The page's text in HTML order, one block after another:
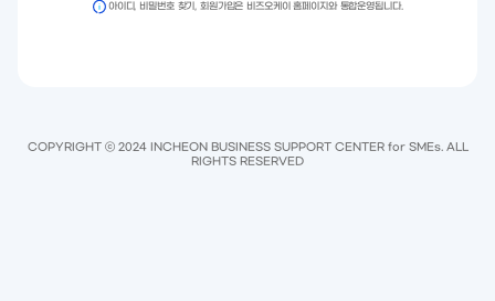
아이디, 비밀번호 찾기, 회원가입은 비즈오케이 홈페이지와 통합운영됩니다.
COPYRIGHT ⓒ 2024 INCHEON BUSINESS SUPPORT CENTER for SMEs. ALL
RIGHTS RESERVED